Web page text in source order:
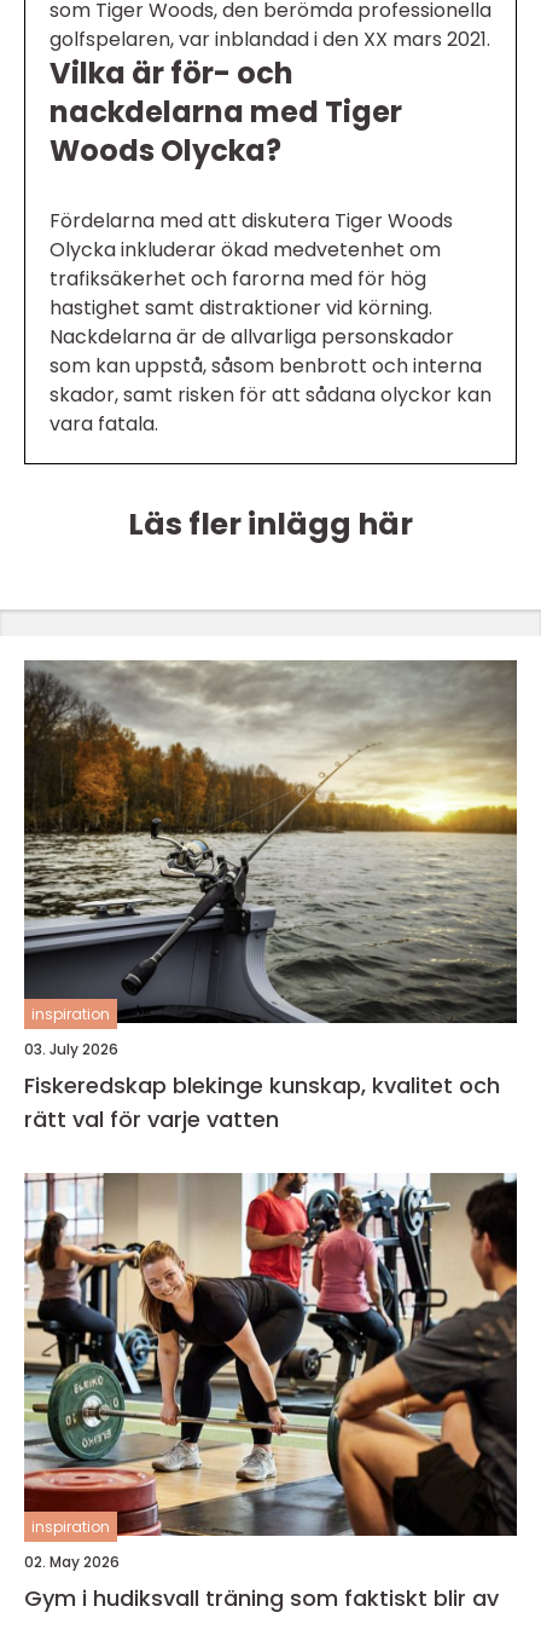
som Tiger Woods, den berömda professionella
golfspelaren, var inblandad i den XX mars 2021.
Vilka är för- och
nackdelarna med Tiger
Woods Olycka?
Fördelarna med att diskutera Tiger Woods
Olycka inkluderar ökad medvetenhet om
trafiksäkerhet och farorna med för hög
hastighet samt distraktioner vid körning.
Nackdelarna är de allvarliga personskador
som kan uppstå, såsom benbrott och interna
skador, samt risken för att sådana olyckor kan
vara fatala.
Läs fler inlägg här
inspiration
03. July 2026
Fiskeredskap blekinge kunskap, kvalitet och
rätt val för varje vatten
inspiration
02. May 2026
Gym i hudiksvall träning som faktiskt blir av